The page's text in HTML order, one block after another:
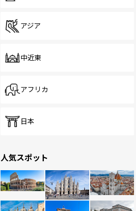
アジア
中近東
アフリカ
日本
人気スポット